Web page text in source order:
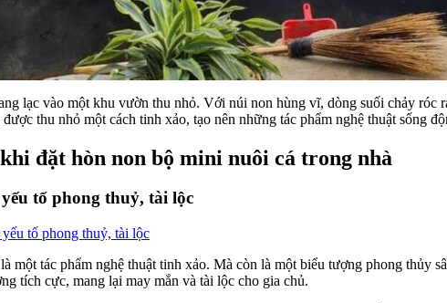
lạc vào một khu vườn thu nhỏ. Với núi non hùng vĩ, dòng suối chảy róc
thu nhỏ một cách tinh xảo, tạo nên những tác phẩm nghệ thuật sống
đặt hòn non bộ mini nuôi cá trong nhà
tố phong thuỷ, tài lộc
một tác phẩm nghệ thuật tinh xảo. Mà còn là một biểu tượng phong thủy
tích cực, mang lại may mắn và tài lộc cho gia chủ.